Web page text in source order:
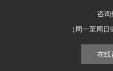
咨询
（周一至周日
在线